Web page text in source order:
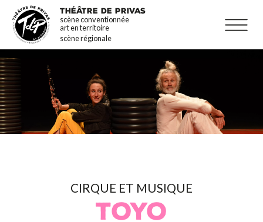
Aller
contenu
principal
THÉÂTRE DE PRIVAS
scène conventionnée
art en territoire
scène régionale
La programmation
Infos pratiques
CIRQUE ET MUSIQUE
TOYO